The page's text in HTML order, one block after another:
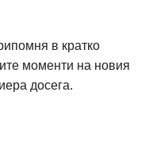
в кратко
моменти на новия
досега.